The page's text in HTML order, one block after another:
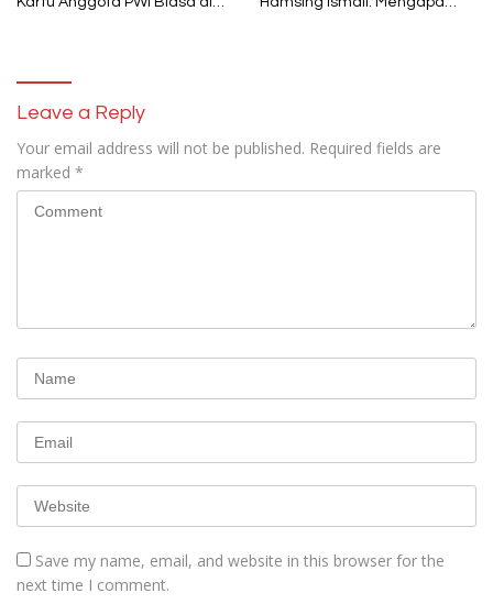
Leave a Reply
Your email address will not be published. Required fields are
marked *
Save my name, email, and website in this browser for the
next time I comment.